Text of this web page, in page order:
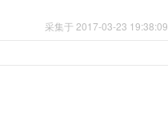
采集于 2017-03-23 19:38:09